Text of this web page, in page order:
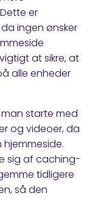
er
ingen ønsker
at sikre, at
alle enheder
starte med
og videoer, da
sig af caching-
tidligere
så den